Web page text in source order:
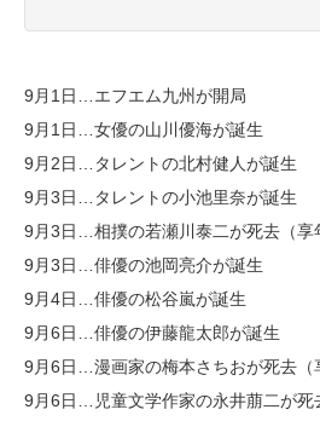
9月1日…エフエム九州が開局
9月1日…女優の山川優海が誕生
9月2日…タレントの北村健人が誕生
9月3日…タレントの小池里奈が誕生
9月3日…相撲の若瀬川泰二が死去（享
9月3日…俳優の池岡亮介が誕生
9月4日…俳優の松谷嵐が誕生
9月6日…俳優の伊藤龍太郎が誕生
9月6日…漫画家の梅本さちおが死去（
9月6日…児童文学作家の永井萠二が死